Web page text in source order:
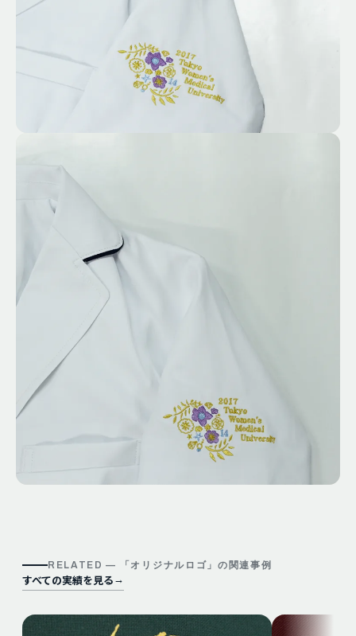
RELATED — 「オリジナルロゴ 」の関連事例
すべての実績を見る →